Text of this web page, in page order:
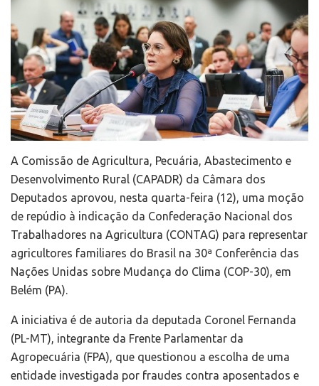
A Comissão de Agricultura, Pecuária, Abastecimento e
Desenvolvimento Rural (CAPADR) da Câmara dos
Deputados aprovou, nesta quarta-feira (12), uma moção
de repúdio à indicação da Confederação Nacional dos
Trabalhadores na Agricultura (CONTAG) para representar
agricultores familiares do Brasil na 30ª Conferência das
Nações Unidas sobre Mudança do Clima (COP-30), em
Belém (PA).
A iniciativa é de autoria da deputada Coronel Fernanda
(PL-MT), integrante da Frente Parlamentar da
Agropecuária (FPA), que questionou a escolha de uma
entidade investigada por fraudes contra aposentados e